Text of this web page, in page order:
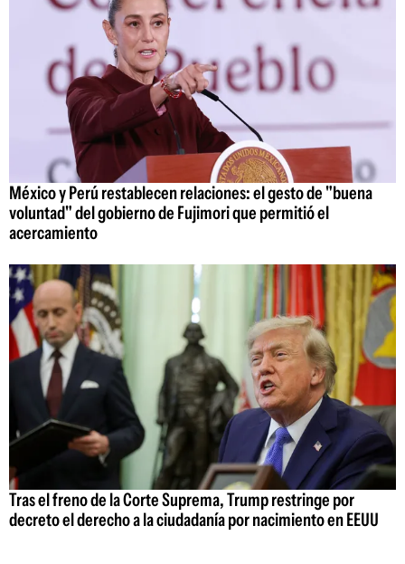
México y Perú restablecen relaciones: el gesto de "buena
voluntad" del gobierno de Fujimori que permitió el
acercamiento
Tras el freno de la Corte Suprema, Trump restringe por
decreto el derecho a la ciudadanía por nacimiento en EEUU